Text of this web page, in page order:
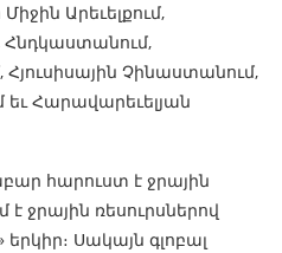
Արեւելքում,
Հնդկաստանում,
Չինաստանում,
եւ Հարավարեւելյան
հարուստ է ջրային
ջրային ռեսուրսներով
Սակայն գլոբալ